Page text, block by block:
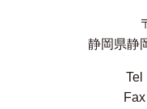
静岡県静
Tel
Fax